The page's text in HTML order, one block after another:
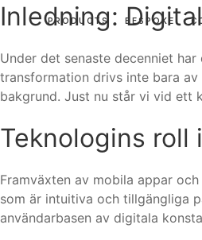
PRODUCTS BESPOKE
Inledning:
Under det senaste decenniet
transformation drivs inte bara
bakgrund. Just nu står vi vid ett
Teknologins
Framväxten av mobila appar
som är intuitiva och tillgängliga
användarbasen av digitala